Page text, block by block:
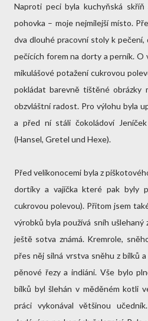
Naproti peci byla kuchyňská
pohovka – moje nejmilejší místo.
dva dlouhé pracovní stoly k
pečících forem na dorty a perník. O
mikulášové potažení cukrovou
pokládat barevně tištěné obrázky
obzvláštní radost. Pro výlohu byla
a před ní stáli čokoládoví
(Hansel, Gretel und Hexe).
Před velikonocemi byla z
dortíky a vajíčka které pak byly
cukrovou polevou). Přitom jsem
výrobků byla používá sníh ušlehaný
ještě sotva známá. Kremrole,
přes něj silná vrstva sněhu z bílků
pěnové řezy a indiáni. Vše bylo
bílků byl šlehán v měděném kotli
práci vykonával většinou